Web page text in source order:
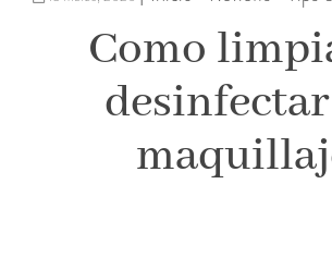
Como